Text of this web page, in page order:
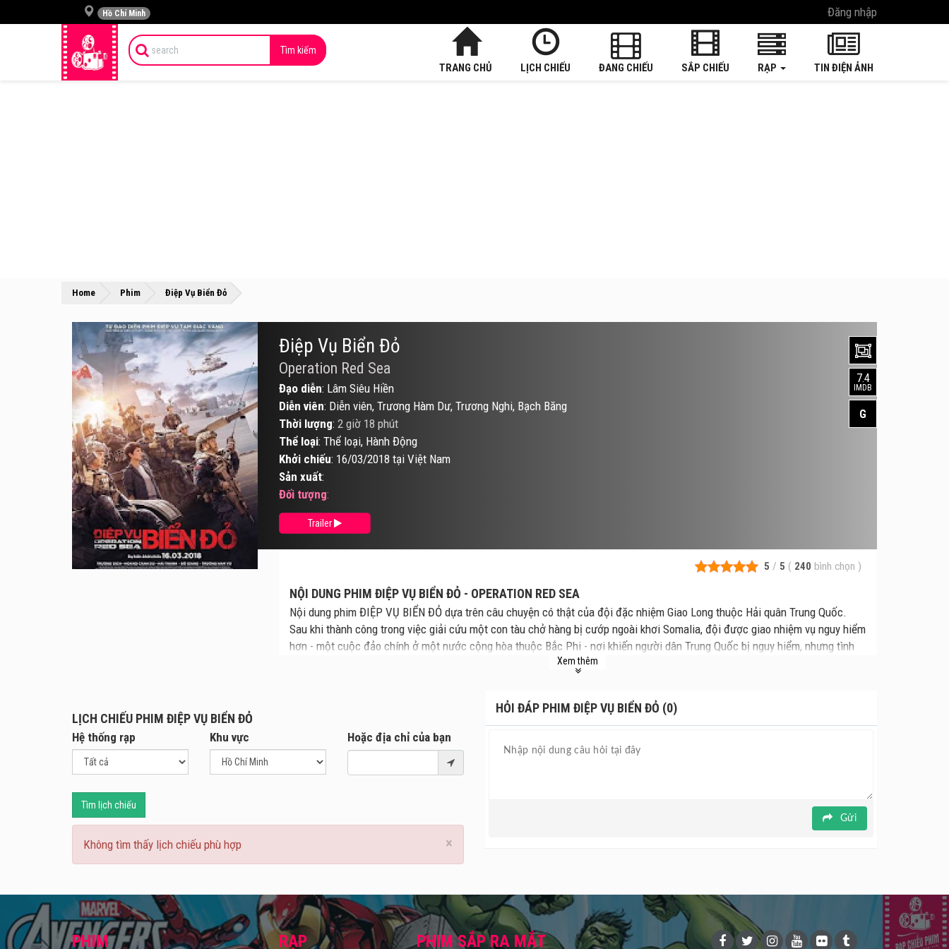
Hồ Chí Minh Đăng nhập
Tìm kiếm
TRANG CHỦ LỊCH CHIẾU ĐANG CHIẾU SẮP CHIẾU RẠP TIN ĐIỆN ẢNH
Home »
Phim »
Điệp Vụ Biển Đỏ
5 / 5 ( 240 bình chọn )
NỘI DUNG PHIM ĐIỆP VỤ BIỂN ĐỎ - OPERATION RED SEA
Nội dung phim ĐIỆP VỤ BIỂN ĐỎ dựa trên câu chuyện có thật của đội đặc nhiệm Giao Long thuộc Hải quân Trung Quốc.
Sau khi thành công trong việc giải cứu một con tàu chở hàng bị cướp ngoài khơi Somalia, đội được giao nhiệm vụ nguy hiểm
hơn - một cuộc đảo chính ở một nước cộng hòa thuộc Bắc Phi - nơi khiến người dân Trung Quốc bị nguy hiểm, nhưng tình
huống trở nên phức tạp hơn bởi một âm mưu khủng bố đe dọa con tin tại đây.
Xem thêm
Điệp Vụ Biển Đỏ
Operation Red Sea
Đạo diễn: Lâm Siêu Hiền
Diễn viên: Diễn viên, Trương Hàm Dư, Trương Nghi, Bạch Băng
Thời lượng: 2 giờ 18 phút
Thể loại: Thể loại, Hành Động
Khởi chiếu: 16/03/2018 tại Việt Nam
Sản xuất:
Đối tượng:
Trailer
7.4
IMDB
G
LỊCH CHIẾU PHIM ĐIỆP VỤ BIỂN ĐỎ
Hệ thống rạp Khu vực Hoặc địa chỉ của bạn
Tìm lịch chiếu
×
Không tìm thấy lịch chiếu phù hợp
HỎI ĐÁP PHIM ĐIỆP VỤ BIỂN ĐỎ (0)
Gửi
PHIM RẠP PHIM SẮP RA MẮT